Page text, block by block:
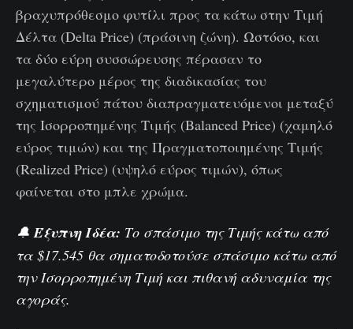
βραχυπρόθεσμο φυτίλι προς τα κάτω στην Τιμή
Δέλτα (Delta Price) (πράσινη ζώνη). Ωστόσο, και
τα δύο εύρη συσσώρευσης πέρασαν το
μεγαλύτερο μέρος της διαδικασίας του
σχηματισμού πάτου διαπραγματευόμενοι μεταξύ
της Ισορροπημένης Τιμής (Balanced Price) (χαμηλό
εύρος τιμών) και της Πραγματοποιημένης Τιμής
(Realized Price) (υψηλό εύρος τιμών), όπως
φαίνεται στο μπλε χρώμα.
🔔 Έξυπνη Ιδέα: Το σπάσιμο της Τιμήςκάτω από
τα $17.545 θα σηματοδοτούσε σπάσιμο κάτω από
την Ισορροπημένη Τιμή και πιθανή αδυναμία της
αγοράς.